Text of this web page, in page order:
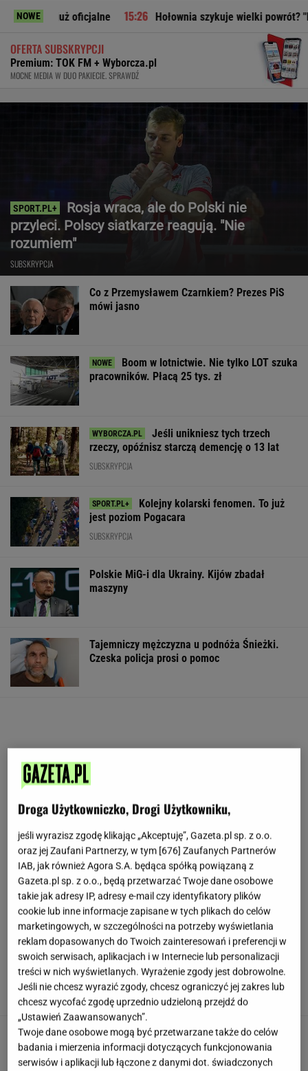
NOWE
oficjalne Hołownia szykuje wielki powrót? "Planują
OFERTA SUBSKRYPCJI
Premium: TOK FM + Wyborcza.pl
MOCNE MEDIA W DUO PAKIECIE. SPRAWDŹ
Rosja wraca, ale do Polski nie
przyleci. Polscy siatkarze reagują. "Nie
rozumiem"
SUBSKRYPCJA
Co z Przemysławem Czarnkiem? Prezes PiS
mówi jasno
Boom w lotnictwie. Nie tylko LOT szuka
pracowników. Płacą 25 tys. zł
Jeśli unikniesz tych trzech
rzeczy, opóźnisz starczą demencję o 13 lat
SUBSKRYPCJA
Kolejny kolarski fenomen. To już
jest poziom Pogacara
SUBSKRYPCJA
Polskie MiG-i dla Ukrainy. Kijów zbadał
maszyny
Tajemniczy mężczyzna u podnóża Śnieżki.
Czeska policja prosi o pomoc
Ambasada wydała pilny apel. Kierowcy wciąż
wpadają w tę samą pułapkę
Polka przestrzegano, by nie mówił o chorobie.
"Jestem po przeszczepie"
Droga Użytkowniczko, Drogi Użytkowniku,
jeśli wyrazisz zgodę klikając „Akceptuję”, Gazeta.pl sp. z o.o.
oraz jej Zaufani Partnerzy, w tym [676] Zaufanych Partnerów
IAB, jak również Agora S.A. będąca spółką powiązaną z
Gazeta.pl sp. z o.o., będą przetwarzać Twoje dane osobowe
takie jak adresy IP, adresy e-mail czy identyfikatory plików
cookie lub inne informacje zapisane w tych plikach do celów
marketingowych, w szczególności na potrzeby wyświetlania
reklam dopasowanych do Twoich zainteresowań i preferencji w
swoich serwisach, aplikacjach i w Internecie lub personalizacji
treści w nich wyświetlanych. Wyrażenie zgody jest dobrowolne.
Jeśli nie chcesz wyrazić zgody, chcesz ograniczyć jej zakres lub
chcesz wycofać zgodę uprzednio udzieloną przejdź do
„Ustawień Zaawansowanych”.
Twoje dane osobowe mogą być przetwarzane także do celów
badania i mierzenia informacji dotyczących funkcjonowania
serwisów i aplikacji lub łączone z danymi dot. świadczonych